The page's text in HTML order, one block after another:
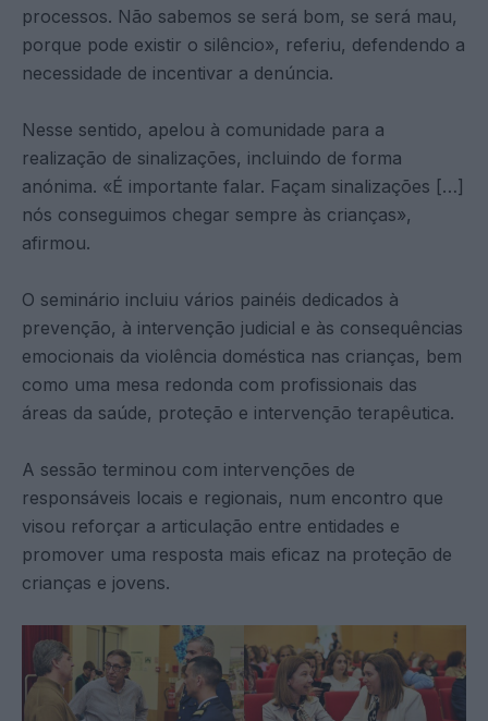
processos. Não sabemos se será bom, se será mau,
porque pode existir o silêncio», referiu, defendendo a
necessidade de incentivar a denúncia.
Nesse sentido, apelou à comunidade para a
realização de sinalizações, incluindo de forma
anónima. «É importante falar. Façam sinalizações […]
nós conseguimos chegar sempre às crianças»,
afirmou.
O seminário incluiu vários painéis dedicados à
prevenção, à intervenção judicial e às consequências
emocionais da violência doméstica nas crianças, bem
como uma mesa redonda com profissionais das
áreas da saúde, proteção e intervenção terapêutica.
A sessão terminou com intervenções de
responsáveis locais e regionais, num encontro que
visou reforçar a articulação entre entidades e
promover uma resposta mais eficaz na proteção de
crianças e jovens.